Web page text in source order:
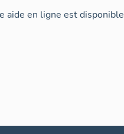
aide en ligne est disponible